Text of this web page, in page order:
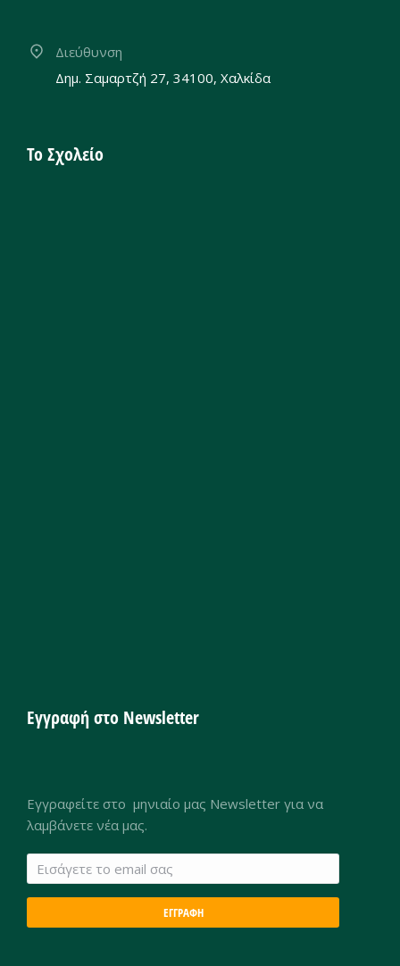
Διεύθυνση
Δημ. Σαμαρτζή 27, 34100, Χαλκίδα
Το Σχολείο
Εγγραφή στο Newsletter
Εγγραφείτε στο μηνιαίο μας Newsletter για να
λαμβάνετε νέα μας.
ΕΓΓΡΑΦΗ